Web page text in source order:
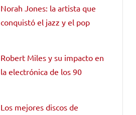
Norah Jones: la artista que
conquistó el jazz y el pop
Robert Miles y su impacto en
la electrónica de los 90
Los mejores discos de